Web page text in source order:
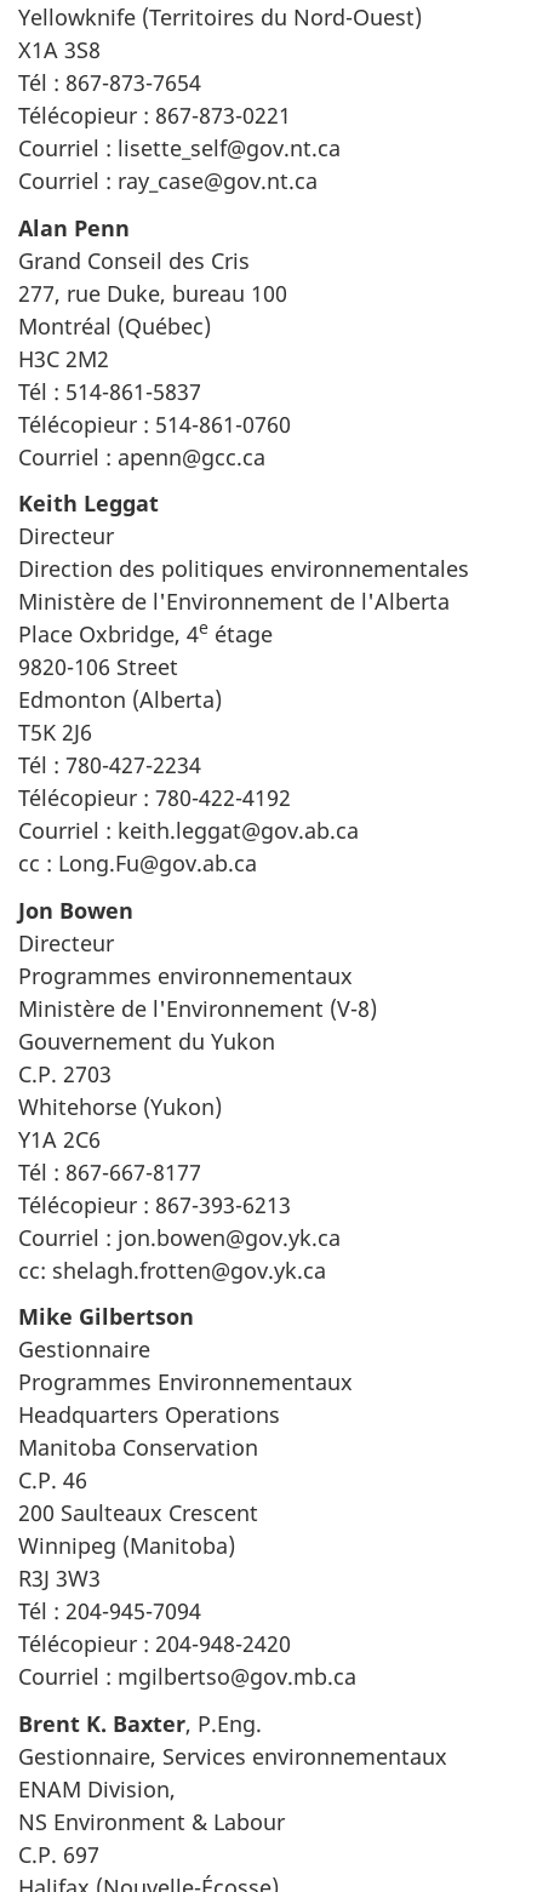
Yellowknife (Territoires du Nord-Ouest)
X1A 3S8
Tél : 867-873-7654
Télécopieur : 867-873-0221
Courriel : lisette_self@gov.nt.ca
Courriel : ray_case@gov.nt.ca
Alan Penn
Grand Conseil des Cris
277, rue Duke, bureau 100
Montréal (Québec)
H3C 2M2
Tél : 514-861-5837
Télécopieur : 514-861-0760
Courriel : apenn@gcc.ca
Keith Leggat
Directeur
Direction des politiques environnementales
Ministère de l'Environnement de l'Alberta
Place Oxbridge, 4e étage
9820-106 Street
Edmonton (Alberta)
T5K 2J6
Tél : 780-427-2234
Télécopieur : 780-422-4192
Courriel : keith.leggat@gov.ab.ca
cc : Long.Fu@gov.ab.ca
Jon Bowen
Directeur
Programmes environnementaux
Ministère de l'Environnement (V-8)
Gouvernement du Yukon
C.P. 2703
Whitehorse (Yukon)
Y1A 2C6
Tél : 867-667-8177
Télécopieur : 867-393-6213
Courriel : jon.bowen@gov.yk.ca
cc: shelagh.frotten@gov.yk.ca
Mike Gilbertson
Gestionnaire
Programmes Environnementaux
Headquarters Operations
Manitoba Conservation
C.P. 46
200 Saulteaux Crescent
Winnipeg (Manitoba)
R3J 3W3
Tél : 204-945-7094
Télécopieur : 204-948-2420
Courriel : mgilbertso@gov.mb.ca
Brent K. Baxter, P.Eng.
Gestionnaire, Services environnementaux
ENAM Division,
NS Environment & Labour
C.P. 697